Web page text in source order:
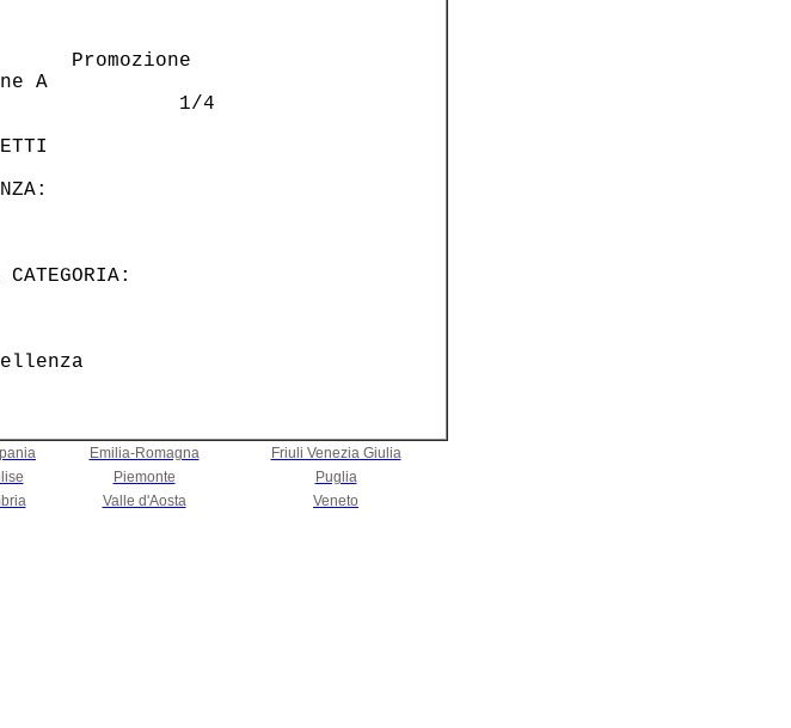
Promozione
Girone A
1/4
VERDETTI
ECCELLENZA:
CATEGORIA:
Emilia-Romagna
Friuli Venezia Giulia
Piemonte
Puglia
Valle d'Aosta Veneto